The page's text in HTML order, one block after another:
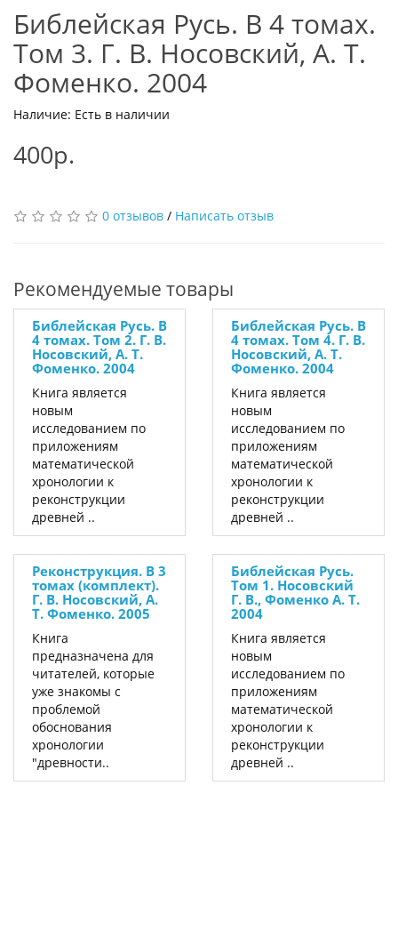
Библейская Русь. В 4 томах.
Том 3. Г. В. Носовский, А. Т.
Фоменко. 2004
Наличие: Есть в наличии
400р.
0 отзывов / Написать отзыв
Рекомендуемые товары
Библейская Русь. В
4 томах. Том 2. Г. В.
Носовский, А. Т.
Фоменко. 2004
Книга является
новым
исследованием по
приложениям
математической
хронологии к
реконструкции
древней ..
Библейская Русь. В
4 томах. Том 4. Г. В.
Носовский, А. Т.
Фоменко. 2004
Книга является
новым
исследованием по
приложениям
математической
хронологии к
реконструкции
древней ..
Реконструкция. В 3
томах (комплект).
Г. В. Носовский, А.
Т. Фоменко. 2005
Книга
предназначена для
читателей, которые
уже знакомы с
проблемой
обоснования
хронологии
"древности..
Библейская Русь.
Том 1. Носовский
Г. В., Фоменко А. Т.
2004
Книга является
новым
исследованием по
приложениям
математической
хронологии к
реконструкции
древней ..